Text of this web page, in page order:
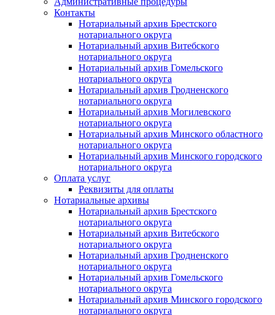
Контакты
Нотариальный архив Брестского
нотариального округа
Нотариальный архив Витебского
нотариального округа
Нотариальный архив Гомельского
нотариального округа
Нотариальный архив Гродненского
нотариального округа
Нотариальный архив Могилевского
нотариального округа
Нотариальный архив Минского областного
нотариального округа
Нотариальный архив Минского городского
нотариального округа
Оплата услуг
Реквизиты для оплаты
Нотариальные архивы
Нотариальный архив Брестского
нотариального округа
Нотариальный архив Витебского
нотариального округа
Нотариальный архив Гродненского
нотариального округа
Нотариальный архив Гомельского
нотариального округа
Нотариальный архив Минского городского
нотариального округа